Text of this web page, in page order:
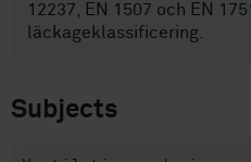
12237, EN 1507 och EN
läckageklassificering.
Subjects